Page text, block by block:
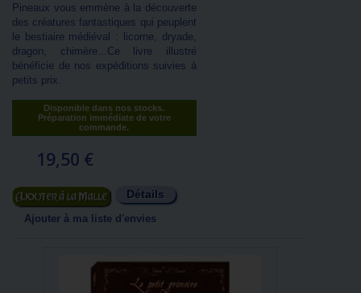
Pineaux vous emmène à la découverte
des créatures fantastiques qui peuplent
le bestiaire médiéval : licorne, dryade,
dragon, chimère...Ce livre illustré
bénéficie de nos expéditions suivies à
petits prix.
Disponible dans nos stocks.
Préparation immédiate de votre
commande.
19,50 €
Ajouter au panier Détails
Ajouter à ma liste d'envies